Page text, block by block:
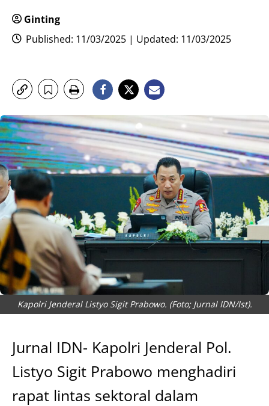
Ginting
Published: 11/03/2025 | Updated: 11/03/2025
Kapolri Jenderal Listyo Sigit Prabowo. (Foto; Jurnal IDN/Ist).
Jurnal IDN- Kapolri Jenderal Pol.
Listyo Sigit Prabowo menghadiri
rapat lintas sektoral dalam